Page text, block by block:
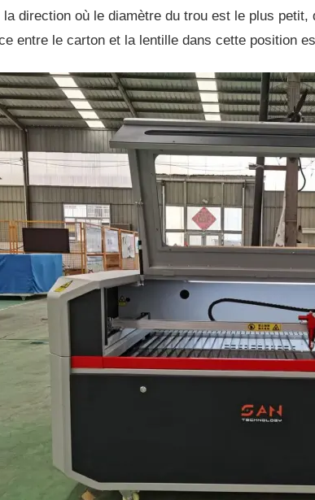
la direction où le diamètre du trou est le plus
entre le carton et la lentille dans cette position